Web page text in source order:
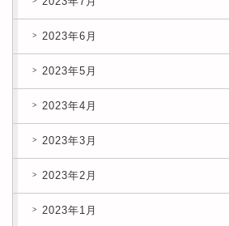
2023年6月
2023年5月
2023年4月
2023年3月
2023年2月
2023年1月